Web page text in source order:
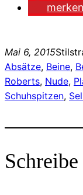
merken
Mai 6, 2015
Absätze, Beine,
Roberts, Nude,
Schuhspitzen,